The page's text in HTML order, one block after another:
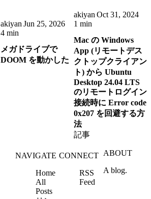
akiyan Jun 25, 2026
4 min
メガドライブで
DOOM を動かした
akiyan Oct 31, 2024
1 min
Mac の Windows
App (リモートデス
クトップクライアン
ト) から Ubuntu
Desktop 24.04 LTS
のリモートログイン
接続時に Error code
0x207 を回避する方
法
記事
NAVIGATE
Home
All
Posts
CONNECT
RSS
Feed
ABOUT
A blog.